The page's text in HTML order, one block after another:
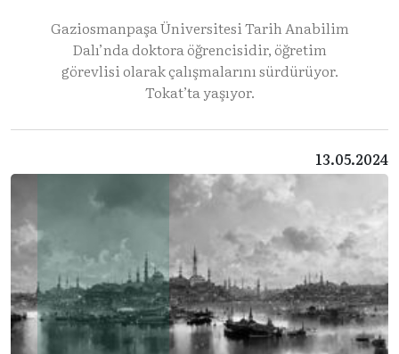
Gaziosmanpaşa Üniversitesi Tarih Anabilim
Dalı’nda doktora öğrencisidir, öğretim
görevlisi olarak çalışmalarını sürdürüyor.
Tokat’ta yaşıyor.
13.05.2024